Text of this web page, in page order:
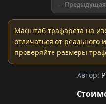
← Предыдущая
Масштаб трафарета на
отличаться от реального
проверяйте размеры
Автор: